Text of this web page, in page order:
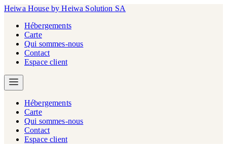
Heiwa House by Heiwa Solution SA
Hébergements
Carte
Qui sommes-nous
Contact
Espace client
Hébergements
Carte
Qui sommes-nous
Contact
Espace client